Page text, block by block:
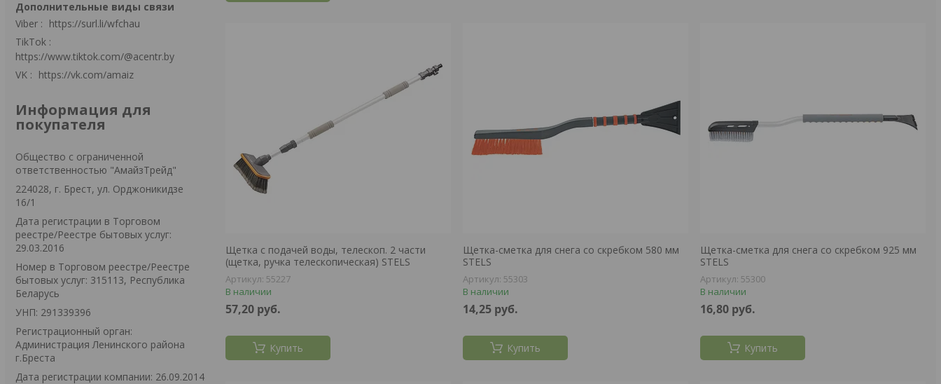
Viber
https://surl.li/wfchau
TikTok
https://www.tiktok.com/@acentr.by
VK
https://vk.com/amaiz
Информация для
покупателя
Общество с ограниченной
ответственностью "АмайзТрейд"
224028, г. Брест, ул. Орджоникидзе
16/1
Дата регистрации в Торговом
реестре/Реестре бытовых услуг:
29.03.2016
Номер в Торговом реестре/Реестре
бытовых услуг: 315113, Республика
Беларусь
УНП: 291339396
Регистрационный орган:
Администрация Ленинского района
г.Бреста
Дата регистрации компании: 26.09.2014
Щетка с подачей воды, телескоп. 2 части
(щетка, ручка телескопическая) STELS
55227
В наличии
57,20 руб.
Купить
Щетка-сметка для снега со скребком 580 мм
STELS
55303
В наличии
14,25 руб.
Купить
Щетка-сметка для снега со скребком 925 мм
STELS
55300
В наличии
16,80 руб.
Купить